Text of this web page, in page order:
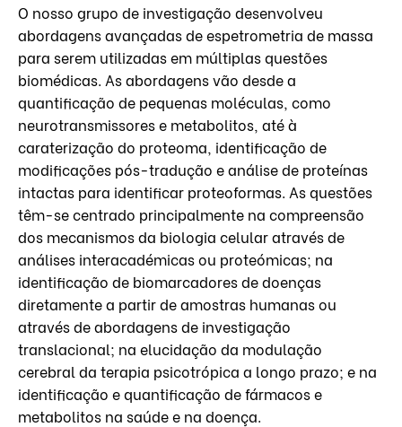
O nosso grupo de investigação desenvolveu
abordagens avançadas de espetrometria de massa
para serem utilizadas em múltiplas questões
biomédicas. As abordagens vão desde a
quantificação de pequenas moléculas, como
neurotransmissores e metabolitos, até à
caraterização do proteoma, identificação de
modificações pós-tradução e análise de proteínas
intactas para identificar proteoformas. As questões
têm-se centrado principalmente na compreensão
dos mecanismos da biologia celular através de
análises interacadémicas ou proteómicas; na
identificação de biomarcadores de doenças
diretamente a partir de amostras humanas ou
através de abordagens de investigação
translacional; na elucidação da modulação
cerebral da terapia psicotrópica a longo prazo; e na
identificação e quantificação de fármacos e
metabolitos na saúde e na doença.